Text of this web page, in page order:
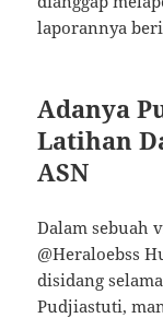
laporannya
Adanya
Latihan
ASN
Dalam sebuah
@Heraloebss
disidang
Pudjiastuti,